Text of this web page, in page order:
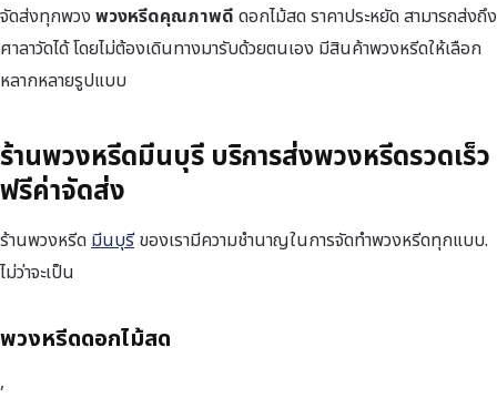
จัดส่งทุกพวง พวงหรีดคุณภาพดี ดอกไม้สด ราคาประหยัด สามารถส่งถึง
ศาลาวัดได้ โดยไม่ต้องเดินทางมารับด้วยตนเอง มีสินค้าพวงหรีดให้เลือก
หลากหลายรูปแบบ
ร้านพวงหรีดมีนบุรี บริการส่งพวงหรีดรวดเร็ว
ฟรีค่าจัดส่ง
ร้านพวงหรีดมีนบุรีของเรามีความชำนาญในการจัดทำพวงหรีดทุกแบบ.
ไม่ว่าจะเป็น
พวงหรีดดอกไม้สด
,